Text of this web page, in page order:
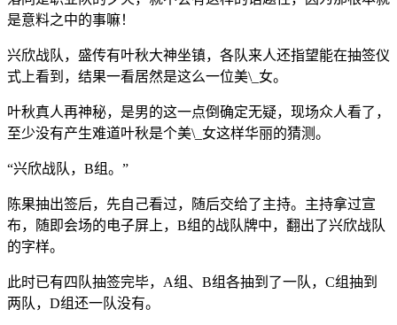
是意料之中的事嘛！
兴欣战队，盛传有叶秋大神坐镇，各队来人还指望能在抽签仪
式上看到，结果一看居然是这么一位美\_女。
叶秋真人再神秘，是男的这一点倒确定无疑，现场众人看了，
至少没有产生难道叶秋是个美\_女这样华丽的猜测。
“兴欣战队，B组。”
陈果抽出签后，先自己看过，随后交给了主持。主持拿过宣
布，随即会场的电子屏上，B组的战队牌中，翻出了兴欣战队
的字样。
此时已有四队抽签完毕，A组、B组各抽到了一队，C组抽到
两队，D组还一队没有。